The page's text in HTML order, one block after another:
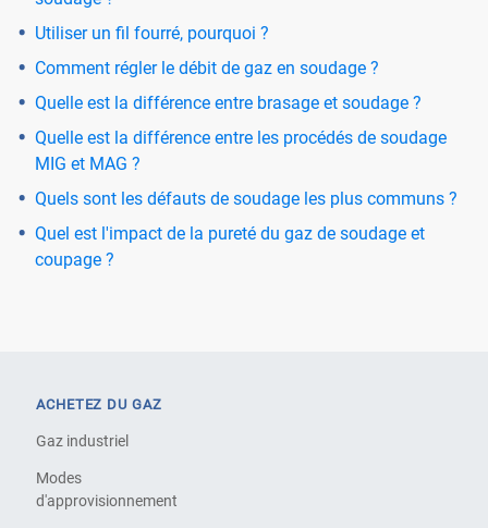
Utiliser un fil fourré, pourquoi ?
Comment régler le débit de gaz en soudage ?
Quelle est la différence entre brasage et soudage ?
Quelle est la différence entre les procédés de soudage
MIG et MAG ?
Quels sont les défauts de soudage les plus communs ?
Quel est l'impact de la pureté du gaz de soudage et
coupage ?
ACHETEZ DU GAZ
Gaz industriel
Modes
d'approvisionnement